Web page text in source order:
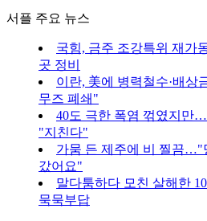
서플 주요 뉴스
국힘, 금주 조강특위 재가
곳 정비
이란, 美에 병력철수·배
무즈 폐쇄"
40도 극한 폭염 꺾였지만
"지친다"
가뭄 든 제주에 비 찔끔…"
갔어요"
말다툼하다 모친 살해한
묵묵부답